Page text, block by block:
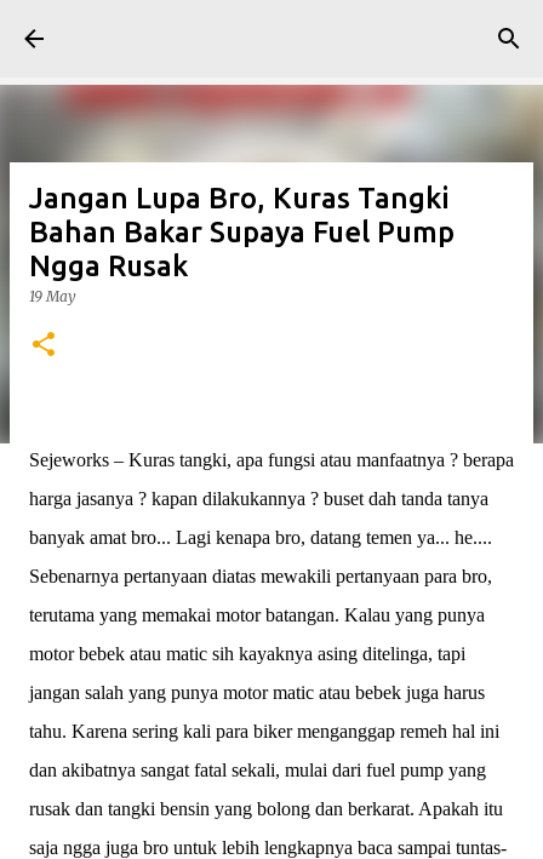
Jangan Lupa Bro, Kuras Tangki
Bahan Bakar Supaya Fuel Pump
Ngga Rusak
19 May
Sejeworks – Kuras tangki, apa fungsi atau manfaatnya ? berapa
harga jasanya ? kapan dilakukannya ? buset dah tanda tanya
banyak amat bro... Lagi kenapa bro, datang temen ya... he....
Sebenarnya pertanyaan diatas mewakili pertanyaan para bro,
terutama yang memakai motor batangan. Kalau yang punya
motor bebek atau matic sih kayaknya asing ditelinga, tapi
jangan salah yang punya motor matic atau bebek juga harus
tahu. Karena sering kali para biker menganggap remeh hal ini
dan akibatnya sangat fatal sekali, mulai dari fuel pump yang
rusak dan tangki bensin yang bolong dan berkarat. Apakah itu
saja ngga juga bro untuk lebih lengkapnya baca sampai tuntas-